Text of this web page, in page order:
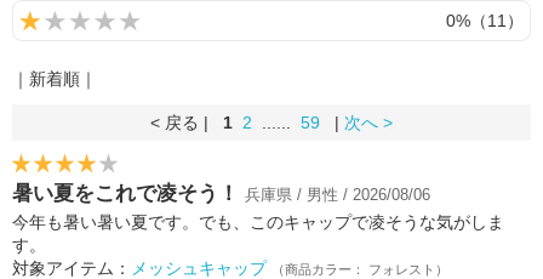
0%（11）
｜新着順｜
< 戻る | 1 2 59 | 次へ >
暑い夏をこれで凌そう！ 兵庫県 / 男性 / 2026/08/06
今年も暑い暑い夏です。でも、このキャップで凌そうな気がしま
す。
対象アイテム：
メッシュキャップ （商品カラー： フォレスト）